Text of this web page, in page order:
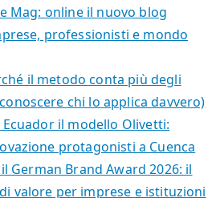
Mag: online il nuovo blog
professionisti e mondo
il metodo conta più degli
chi lo applica davvero)
il modello Olivetti:
protagonisti a Cuenca
German Brand Award 2026: il
valore per imprese e istituzioni